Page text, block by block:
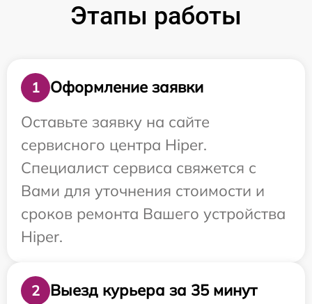
Этапы работы
1
Оформление заявки
Оставьте заявку на сайте
сервисного центра Hiper.
Специалист сервиса свяжется с
Вами для уточнения стоимости и
сроков ремонта Вашего устройства
Hiper.
2
Выезд курьера за 35 минут